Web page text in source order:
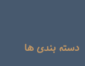
دسته بندی ها